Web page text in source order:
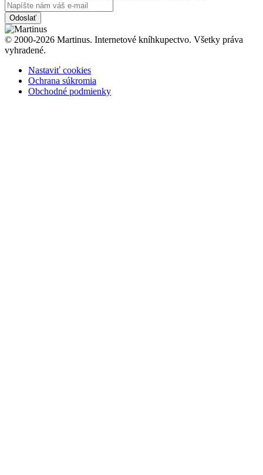
Odoslať
© 2000-2026 Martinus. Internetové kníhkupectvo. Všetky práva
vyhradené.
Nastaviť cookies
Ochrana súkromia
Obchodné podmienky